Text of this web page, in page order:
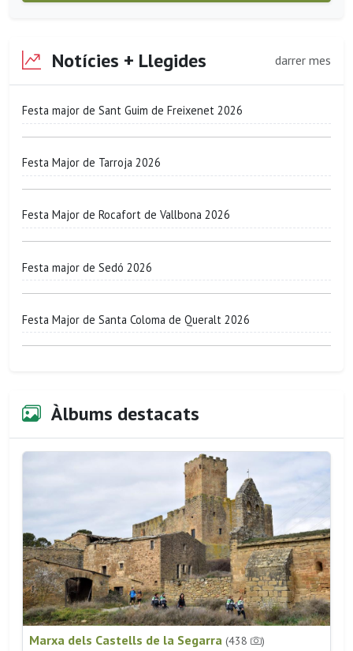
Notícies + Llegides darrer mes
Festa major de Sant Guim de Freixenet 2026
Festa Major de Tarroja 2026
Festa Major de Rocafort de Vallbona 2026
Festa major de Sedó 2026
Festa Major de Santa Coloma de Queralt 2026
Àlbums destacats
Marxa dels Castells de la Segarra (438 )